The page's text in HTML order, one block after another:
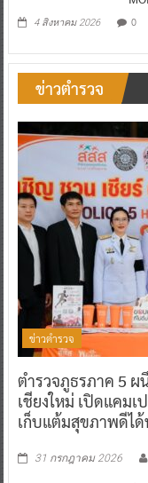
4 สิงหาคม 2026 0
ข่าวตำรวจ
ข่าวตำรวจ
ตำรวจภูธรภาค 5 ผ
เชียงใหม่ เปิดแคม
เก็บแต้มสุขภาพดีไ
31 กรกฎาคม 2026